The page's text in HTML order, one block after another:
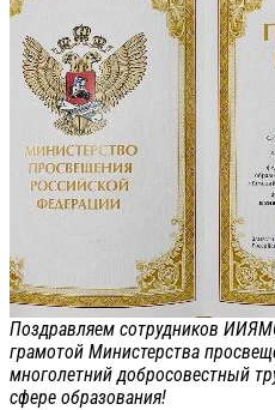
Поздравляем сотрудников
грамотой Министерства
многолетний добросовестный
сфере образования!